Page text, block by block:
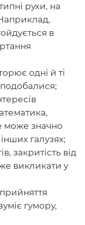
рухи, на
в
одні й ті
може значно
інших галузях;
закритість від
викликати у
гумору,